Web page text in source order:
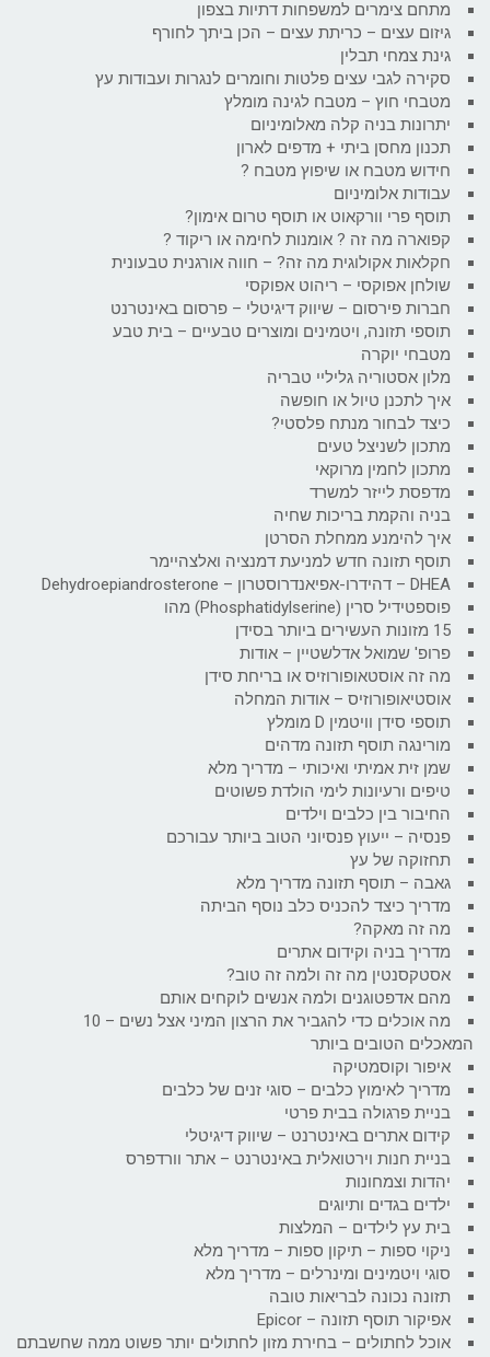
מתחם צימרים למשפחות דתיות בצפון
גיזום עצים – כריתת עצים – הכן ביתך לחורף
גינת צמחי תבלין
סקירה לגבי עצים פלטות וחומרים לנגרות ועבודות עץ
מטבחי חוץ – מטבח לגינה מומלץ
יתרונות בניה קלה מאלומיניום
תכנון מחסן ביתי + מדפים לארון
חידוש מטבח או שיפוץ מטבח ?
עבודות אלומיניום
תוסף פרי וורקאוט או תוסף טרום אימון?
קפוארה מה זה ? אומנות לחימה או ריקוד ?
חקלאות אקולוגית מה זה? – חווה אורגנית טבעונית
שולחן אפוקסי – ריהוט אפוקסי
חברות פירסום – שיווק דיגיטלי – פרסום באינטרנט
תוספי תזונה, ויטמינים ומוצרים טבעיים – בית טבע
מטבחי יוקרה
מלון אסטוריה גליליי טבריה
איך לתכנן טיול או חופשה
כיצד לבחור מנתח פלסטי?
מתכון לשניצל טעים
מתכון לחמין מרוקאי
מדפסת לייזר למשרד
בניה והקמת בריכות שחיה
איך להימנע ממחלת הסרטן
תוסף תזונה חדש למניעת דמנציה ואלצהיימר
DHEA – דהידרו-אפיאנדרוסטרון – Dehydroepiandrosterone
פוספטידיל סרין (Phosphatidylserine) מהו
15 מזונות העשירים ביותר בסידן
פרופ' שמואל אדלשטיין – אודות
מה זה אוסטאופורוזיס או בריחת סידן
אוסטיאופורוזיס – אודות המחלה
תוספי סידן וויטמין D מומלץ
מורינגה תוסף תזונה מדהים
שמן זית אמיתי ואיכותי – מדריך מלא
טיפים ורעיונות לימי הולדת פשוטים
החיבור בין כלבים וילדים
פנסיה – ייעוץ פנסיוני הטוב ביותר עבורכם
תחזוקה של עץ
גאבה – תוסף תזונה מדריך מלא
מדריך כיצד להכניס כלב נוסף הביתה
מה זה מאקה?
מדריך בניה וקידום אתרים
אסטקסנטין מה זה ולמה זה טוב?
מהם אדפטוגנים ולמה אנשים לוקחים אותם
מה אוכלים כדי להגביר את הרצון המיני אצל נשים – 10
המאכלים הטובים ביותר
איפור וקוסמטיקה
מדריך לאימוץ כלבים – סוגי זנים של כלבים
בניית פרגולה בבית פרטי
קידום אתרים באינטרנט – שיווק דיגיטלי
בניית חנות וירטואלית באינטרנט – אתר וורדפרס
יהדות וצמחונות
ילדים בגדים ותיוגים
בית עץ לילדים – המלצות
ניקוי ספות – תיקון ספות – מדריך מלא
סוגי ויטמינים ומינרלים – מדריך מלא
תזונה נכונה לבריאות טובה
אפיקור תוסף תזונה – Epicor
אוכל לחתולים – בחירת מזון לחתולים יותר פשוט ממה שחשבתם